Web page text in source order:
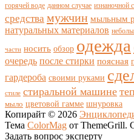
горячей воде данном случае изнаночной
средства мужчин мыльным
натуральных материалов
части носить обзор одежда
очередь после стирки поясная
гардероба своими руками
стиле стиральной машине
мыло цветовой гамме шнуровка
Копирайт © 2026
Тема ColorMag от ThemeGrill.
Задать вопрос эксперту